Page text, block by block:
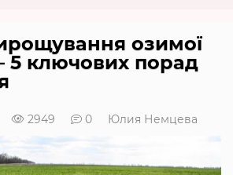
озимої
5 ключових порад
2949 0 Юлия Немцева